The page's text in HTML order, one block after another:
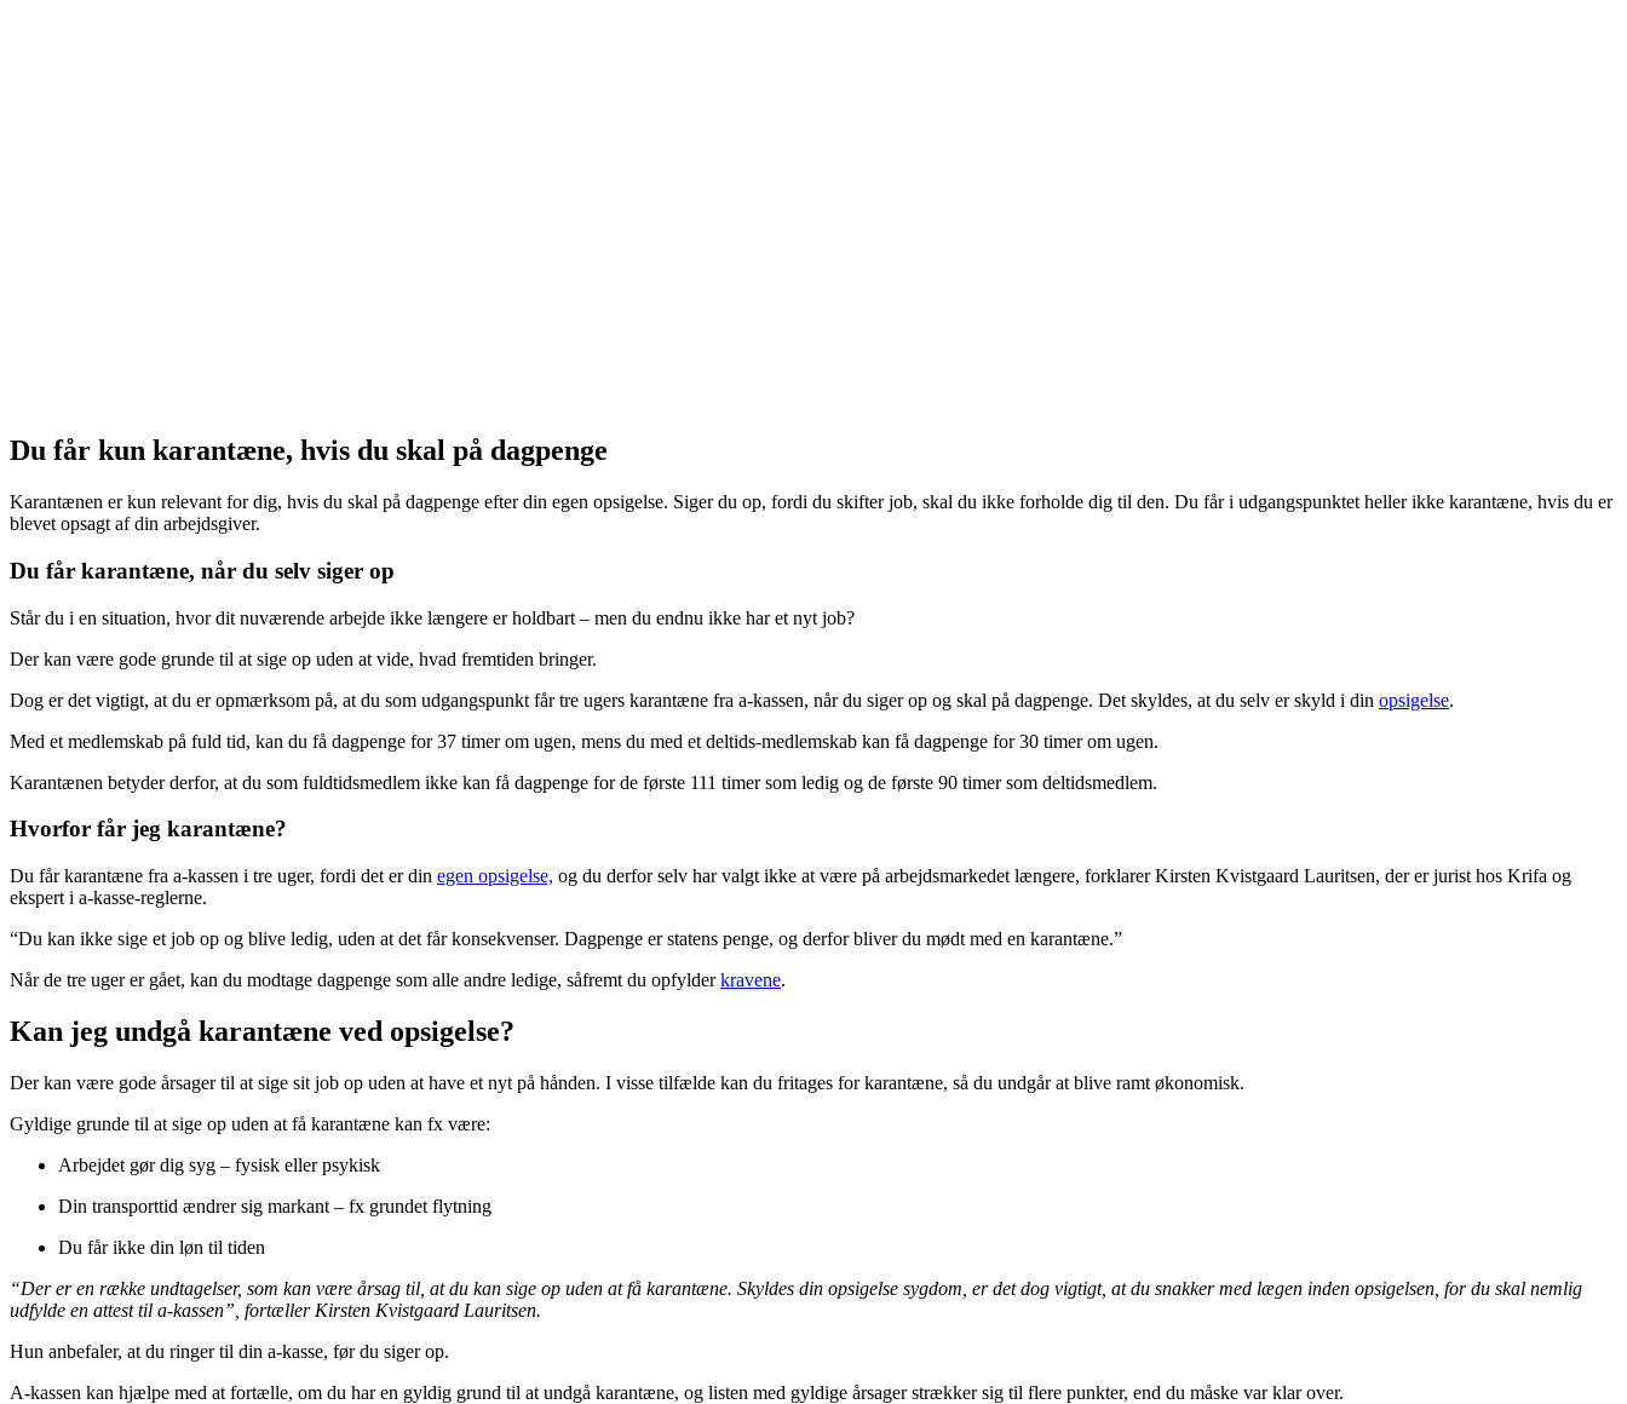
Du får kun karantæne, hvis du skal på dagpenge
Karantænen er kun relevant for dig, hvis du skal på dagpenge efter din egen opsigelse. Siger du op, fordi du skifter job, skal du ikke forholde dig til den. Du får i udgangspunktet heller ikke karantæne, hvis du er
blevet opsagt af din arbejdsgiver.
Du får karantæne, når du selv siger op
Står du i en situation, hvor dit nuværende arbejde ikke længere er holdbart – men du endnu ikke har et nyt job?
Der kan være gode grunde til at sige op uden at vide, hvad fremtiden bringer.
Dog er det vigtigt, at du er opmærksom på, at du som udgangspunkt får tre ugers karantæne fra a-kassen, når du siger op og skal på dagpenge. Det skyldes, at du selv er skyld i din opsigelse.
Med et medlemskab på fuld tid, kan du få dagpenge for 37 timer om ugen, mens du med et deltids-medlemskab kan få dagpenge for 30 timer om ugen.
Karantænen betyder derfor, at du som fuldtidsmedlem ikke kan få dagpenge for de første 111 timer som ledig og de første 90 timer som deltidsmedlem.
Hvorfor får jeg karantæne?
Du får karantæne fra a-kassen i tre uger, fordi det er din egen opsigelse, og du derfor selv har valgt ikke at være på arbejdsmarkedet længere, forklarer Kirsten Kvistgaard Lauritsen, der er jurist hos Krifa og
ekspert i a-kasse-reglerne.
“Du kan ikke sige et job op og blive ledig, uden at det får konsekvenser. Dagpenge er statens penge, og derfor bliver du mødt med en karantæne.”
Når de tre uger er gået, kan du modtage dagpenge som alle andre ledige, såfremt du opfylderkravene.
Kan jeg undgå karantæne ved opsigelse?
Der kan være gode årsager til at sige sit job op uden at have et nyt på hånden. I visse tilfælde kan du fritages for karantæne, så du undgår at blive ramt økonomisk.
Gyldige grunde til at sige op uden at få karantæne kan fx være:
Arbejdet gør dig syg – fysisk eller psykisk
Din transporttid ændrer sig markant – fx grundet flytning
Du får ikke din løn til tiden
“Der er en række undtagelser, som kan være årsag til, at du kan sige op uden at få karantæne. Skyldes din opsigelse sygdom, er det dog vigtigt, at du snakker med lægen inden opsigelsen, for du skal nemlig
udfylde en attest til a-kassen”, fortæller Kirsten Kvistgaard Lauritsen.
Hun anbefaler, at du ringer til din a-kasse, før du siger op.
A-kassen kan hjælpe med at fortælle, om du har en gyldig grund til at undgå karantæne, og listen med gyldige årsager strækker sig til flere punkter, end du måske var klar over.